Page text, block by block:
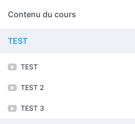
Contenu du cours
TEST
TEST
TEST 2
TEST 3